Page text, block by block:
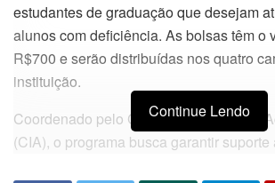
estudantes de graduação que desejam
alunos com deficiência. As bolsas têm o
R$700 e serão distribuídas nos quatro
instituição.
Coordenado pelo Comitê de Inclusão e
(CIA), o programa busca garantir
Continue Lendo